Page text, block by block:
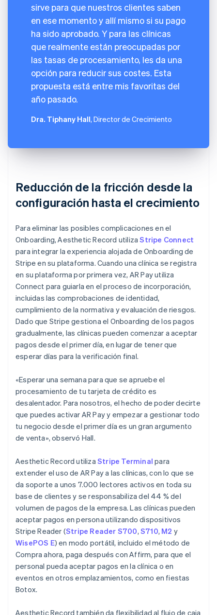
sirve para que nuestros clientes saben
en ese momento y allí mismo si su pago
ha sido aprobado. Y para las clínicas
que realmente están preocupadas por
las tasas de procesamiento, les da una
opción para reducir sus costes. Esta
propuesta está entre mis favoritas del
año pasado.
Dra. Tiphany Hall, Director de Crecimiento
Reducción de la fricción desde la
configuración hasta el crecimiento
Para eliminar las posibles complicaciones en el
Onboarding, Aesthetic Record utilizaStripe Connect
para integrar la experiencia alojada de Onboarding de
Stripe en su plataforma. Cuando una clínica se registra
en su plataforma por primera vez, AR Pay utiliza
Connect para guiarla en el proceso de incorporación,
incluidas las comprobaciones de identidad,
cumplimiento de la normativa y evaluación de riesgos.
Dado que Stripe gestiona el Onboarding de los pagos
gradualmente, las clínicas pueden comenzar a aceptar
pagos desde el primer día, en lugar de tener que
esperar días para la verificación final.
«Esperar una semana para que se apruebe el
procesamiento de tu tarjeta de crédito es
desalentador. Para nosotros, el hecho de poder decirte
que puedes activar AR Pay y empezar a gestionar todo
tu negocio desde el primer día es un gran argumento
de venta», observó Hall.
Aesthetic Record utiliza Stripe Terminal para
extender el uso de AR Pay a las clínicas, con lo que se
da soporte a unos 7.000 lectores activos en toda su
base de clientes y se responsabiliza del 44 % del
volumen de pagos de la empresa. Las clínicas pueden
aceptar pagos en persona utilizando dispositivos
Stripe Reader (Stripe Reader S700,S710, M2 y
WisePOS E) en modo portátil, incluido el método de
Compra ahora, paga después con Affirm, para que el
personal pueda aceptar pagos en la clínica o en
eventos en otros emplazamientos, como en fiestas
Botox.
Aesthetic Record también da flexibilidad al flujo de caja